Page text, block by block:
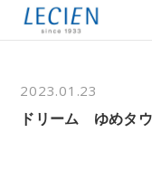
2023.01.23
ドリーム ゆめタ